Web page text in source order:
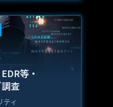
等・
査
ティ